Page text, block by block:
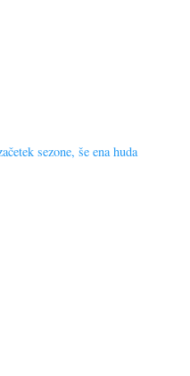
sezone, še ena huda